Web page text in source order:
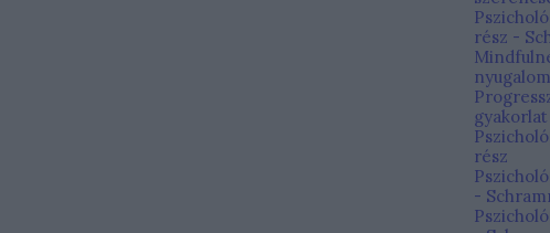
rész -
gyakorlat
rész
-